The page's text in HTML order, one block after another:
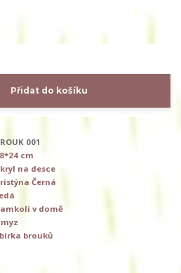
Přidat do košíku
001
cm
na desce
Černá
v domě
brouků